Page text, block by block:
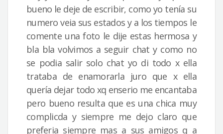
bueno le deje de escribir, como yo tenía su
numero veia sus estados y a los tiempos le
comente una foto le dije estas hermosa y
bla bla volvimos a seguir chat y como no
se podia salir solo chat yo di todo x ella
trataba de enamorarla juro que x ella
quería dejar todo xq enserio me encantaba
pero bueno resulta que es una chica muy
complicda y siempre me dejo claro que
preferia siempre mas a sus amigos q a